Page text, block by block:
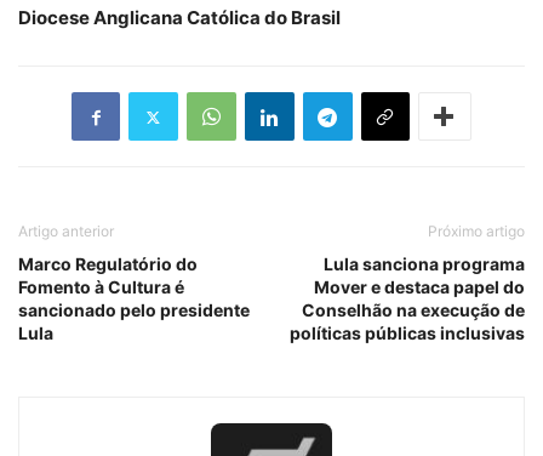
Diocese Anglicana Católica do Brasil
Artigo anterior
Marco Regulatório do
Fomento à Cultura é
sancionado pelo presidente
Lula
Próximo artigo
Lula sanciona programa
Mover e destaca papel do
Conselhão na execução de
políticas públicas inclusivas